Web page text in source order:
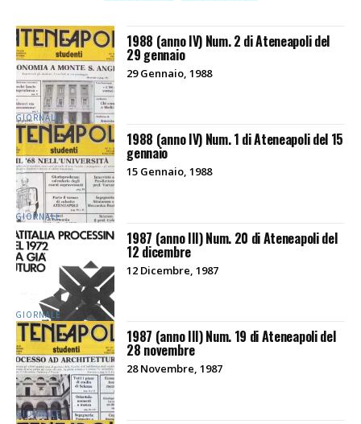
GIORNALE
1988 (anno IV) Num. 2 di Ateneapoli del
29 gennaio
29 Gennaio, 1988
GIORNALE
1988 (anno IV) Num. 1 di Ateneapoli del 15
gennaio
15 Gennaio, 1988
GIORNALE
1987 (anno III) Num. 20 di Ateneapoli del
12 dicembre
12 Dicembre, 1987
GIORNALE
1987 (anno III) Num. 19 di Ateneapoli del
28 novembre
28 Novembre, 1987